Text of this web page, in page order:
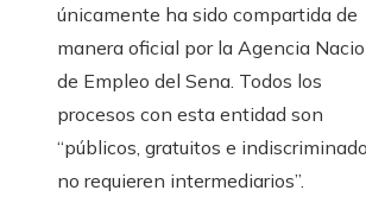
únicamente ha sido compartida de
manera oficial por la Agencia
de Empleo del Sena. Todos los
procesos con esta entidad son
“públicos, gratuitos e
no requieren intermediarios”.